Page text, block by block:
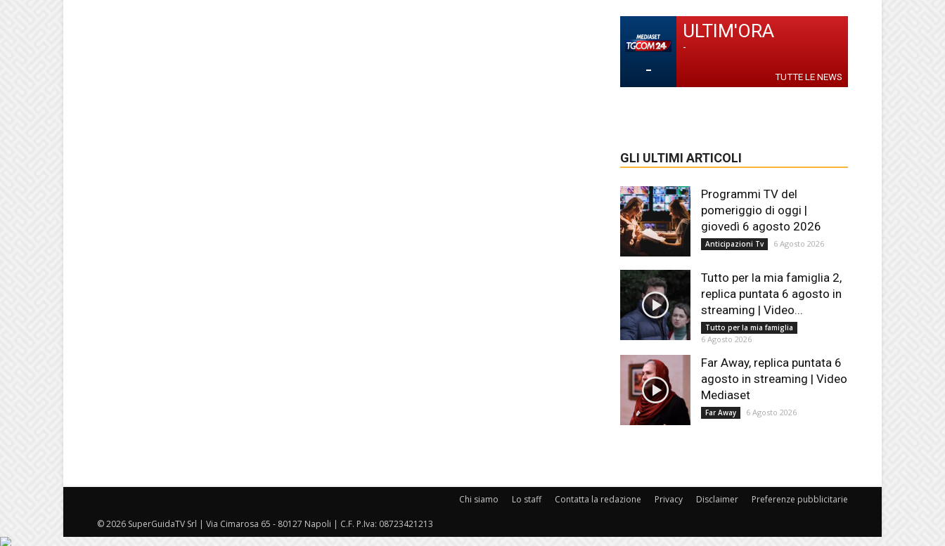
-
ULTIM'ORA
-
TUTTE LE NEWS
GLI ULTIMI ARTICOLI
Programmi TV del
pomeriggio di oggi |
giovedì 6 agosto 2026
Anticipazioni Tv 6 Agosto 2026
Tutto per la mia famiglia 2,
replica puntata 6 agosto in
streaming | Video...
Tutto per la mia famiglia
6 Agosto 2026
Far Away, replica puntata 6
agosto in streaming | Video
Mediaset
Far Away 6 Agosto 2026
Chi siamo Lo staff Contatta la redazione Privacy Disclaimer Preferenze pubblicitarie
© 2026 SuperGuidaTV Srl | Via Cimarosa 65 - 80127 Napoli | C.F. P.Iva: 08723421213